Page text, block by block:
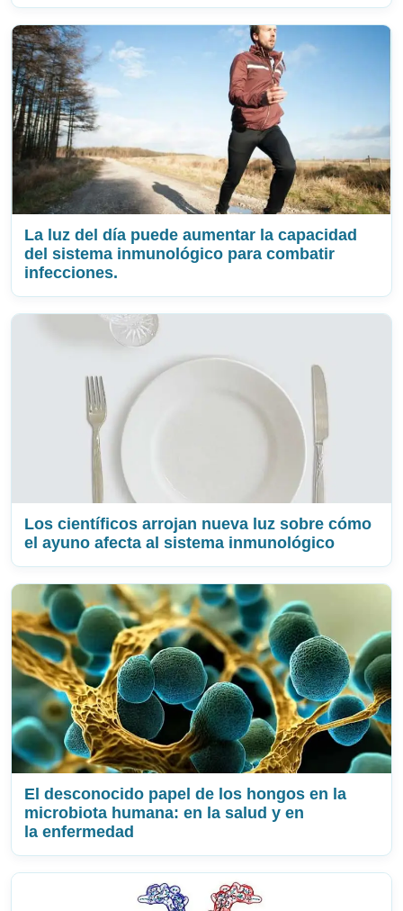
La luz del día puede aumentar la capacidad
del sistema inmunológico para combatir
infecciones.
Los científicos arrojan nueva luz sobre cómo
el ayuno afecta al sistema inmunológico
El desconocido papel de los hongos en la
microbiota humana: en la salud y en
la enfermedad